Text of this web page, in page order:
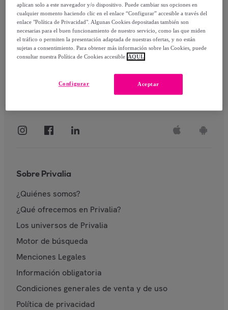
Identificarme
Sobre Privalia
¿Quiénes somos?
¿Qué ofrecemos en Privalia?
Los universos de Privalia
Motor de búsqueda
Menciones Legales
Información obligatoria
Condiciones generales de venta y de uso
Política de privacidad
aplican solo a este navegador y/o dispositivo. Puede cambiar sus opciones en
cualquier momento haciendo clic en el enlace “Configurar” accesible a través del
enlace "Política de Privacidad". Algunas Cookies depositadas también son
necesarias para el buen funcionamiento de nuestro servicio, como las que miden
el tráfico o permiten la presentación adaptada de nuestras ofertas, y no están
sujetas a consentimiento. Para obtener más información sobre las Cookies, puede
consultar nuestra Política de Cookies accesible AQUÍ.
Aceptar
Configurar